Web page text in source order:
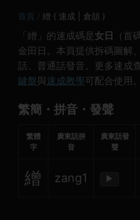
首頁 繒 ( 速成 | 倉頡 )
「繒」的速成碼是 女日
（
金田日。本頁提供拆碼圖解
話、普通話發音。更多速成查
鍵盤與速成教學可配合使用。
繁簡・拼音・發聲
繁體
字
廣東話拼
音
廣東話發
聲
繒 zang1 ▶